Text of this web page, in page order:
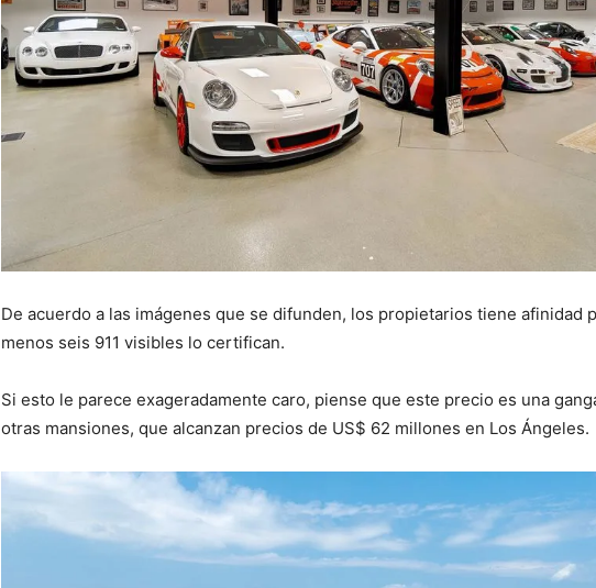
De acuerdo a las imágenes que se difunden, los propietarios tiene afinidad
menos seis 911 visibles lo certifican.
Si esto le parece exageradamente caro, piense que este precio es una
otras mansiones, que alcanzan precios de US$ 62 millones en Los Ángeles.